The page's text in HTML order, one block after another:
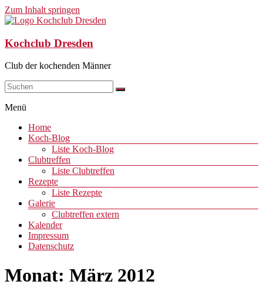
Zum Inhalt springen
Kochclub Dresden
Club der kochenden Männer
Menü
Home
Koch-Blog
Liste Koch-Blog
Clubtreffen
Liste Clubtreffen
Rezepte
Liste Rezepte
Galerie
Clubtreffen extern
Kalender
Impressum
Datenschutz
Monat: März 2012